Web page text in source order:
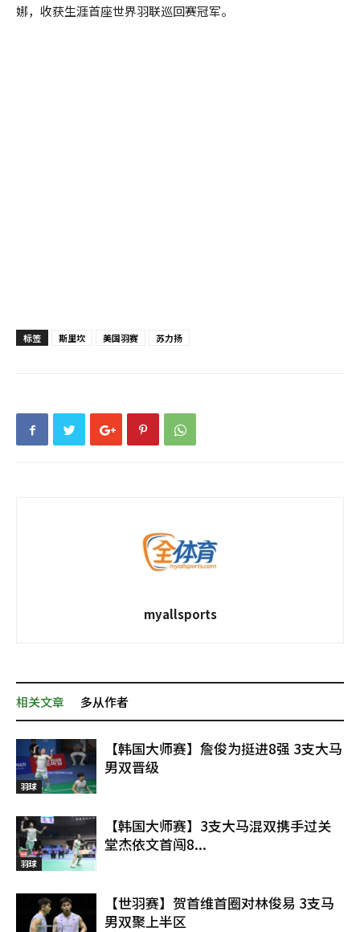
娜，收获生涯首座世界羽联巡回赛冠军。
标签 斯里坎 美国羽赛 苏力扬
myallsports
相关文章 多从作者
羽球
【韩国大师赛】詹俊为挺进8强 3支大马
男双晋级
羽球
【韩国大师赛】3支大马混双携手过关
堂杰依文首闯8...
【世羽赛】贺首维首圈对林俊易 3支马
男双聚上半区